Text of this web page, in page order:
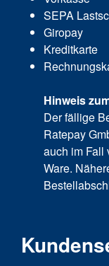
SEPA
Giropay
Kreditkarte
Hinweis
Der fällige
Ratepay
auch im Fall
Ware.